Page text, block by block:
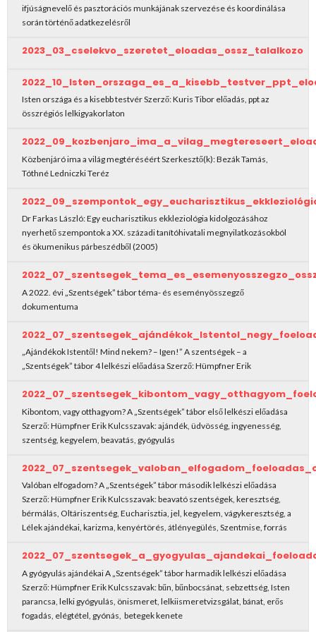
ifjúságnevelő és pasztorációs munkájának szervezése és koordinálása
során történő adatkezelésről
2023_03_cselekvo_szeretet_eloadas_ossz_talalkozo
Isten országa és a kisebb testvér Szerző: Kuris Tibor előadás, ppt az
összrégiós lelkigyakorlaton
Közbenjáró ima a világ megtéréséért Szerkesztő(k): Bezák Tamás,
Tóthné Ledniczki Teréz
Dr Farkas László: Egy eucharisztikus ekkleziológia kidolgozásához
nyerhető szempontok a XX. századi tanítóhivatali megnyilatkozásokból
és ökumenikus párbeszédből (2005)
A 2022. évi „Szentségek” tábor téma- és eseményösszegző
dokumentuma
„Ajándékok Istentől! Mind nekem? – Igen!” A szentségek – a
„Szentségek” tábor 4 lelkészi előadása Szerző: Hümpfner Erik
Kibontom, vagy otthagyom? A „Szentségek” tábor első lelkészi előadása
Szerző: Hümpfner Erik Kulcsszavak: ajándék, üdvösség, ingyenesség,
szentség, kegyelem, beavatás, gyógyulás
Valóban elfogadom? A „Szentségek” tábor második lelkészi előadása
Szerző: Hümpfner Erik Kulcsszavak: beavató szentségek, keresztség,
bérmálás, Oltáriszentség, Eucharisztia, jel, kegyelem, vágykeresztség, a
Lélek ajándékai, karizma, kenyértörés, átlényegülés, Szentmise, forrás
A gyógyulás ajándékai A „Szentségek” tábor harmadik lelkészi előadása
Szerző: Hümpfner Erik Kulcsszavak: bűn, bűnbocsánat, sebzettség, Isten
parancsa, lelki gyógyulás, önismeret, lelkiismeretvizsgálat, bánat, erős
fogadás, elégtétel, gyónás, betegek kenete